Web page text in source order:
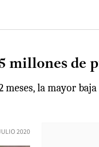
millones de
la mayor
2020